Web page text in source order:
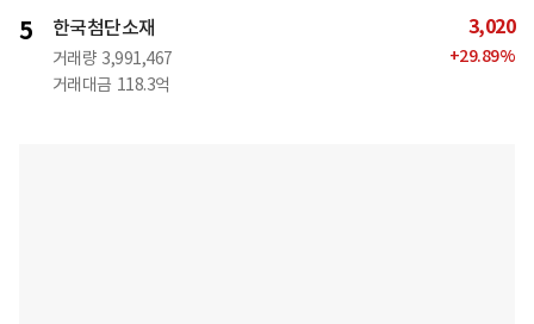
5 한국첨단소재
거래량 3,991,467
거래대금 118.3억
3,020
+29.89%